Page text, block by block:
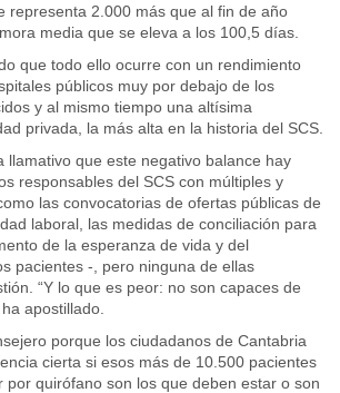
representa 2.000 más que al fin de año
media que se eleva a los 100,5 días.
que todo ello ocurre con un rendimiento
públicos muy por debajo de los
y al mismo tiempo una altísima
privada, la más alta en la historia del SCS.
llamativo que este negativo balance hay
responsables del SCS con múltiples y
las convocatorias de ofertas públicas de
laboral, las medidas de conciliación para
de la esperanza de vida y del
pacientes -, pero ninguna de ellas
“Y lo que es peor: no son capaces de
apostillado.
porque los ciudadanos de Cantabria
cierta si esos más de 10.500 pacientes
por quirófano son los que deben estar o son